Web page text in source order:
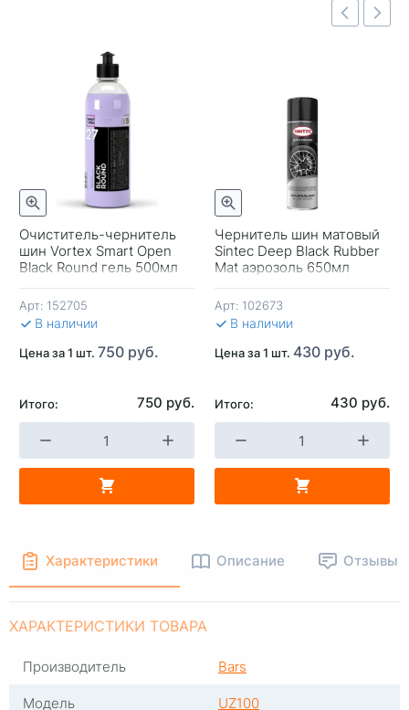
Очиститель-чернитель
шин Vortex Smart Open
Black Round гель 500мл
Арт: 152705
В наличии
Цена за 1 шт. 750 руб.
Итого: 750 руб.
Чернитель шин матовый
Sintec Deep Black Rubber
Mat аэрозоль 650мл
Арт: 102673
В наличии
Цена за 1 шт. 430 руб.
Итого: 430 руб.
Быстрый просмотр
-
Быстрый просмотр
Характеристики Описание Отзывы
ХАРАКТЕРИСТИКИ ТОВАРА
Производитель
Bars
Модель
UZ100